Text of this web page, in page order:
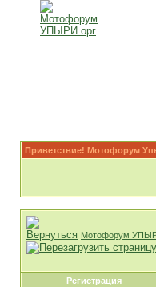
Приветствие! Мотофорум
Мотофорум
Регистрация